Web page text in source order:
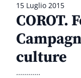
15 Luglio 2015
COROT.
culture
............